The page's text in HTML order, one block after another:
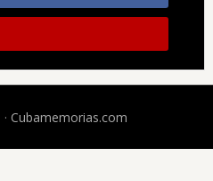
Cubamemorias.com